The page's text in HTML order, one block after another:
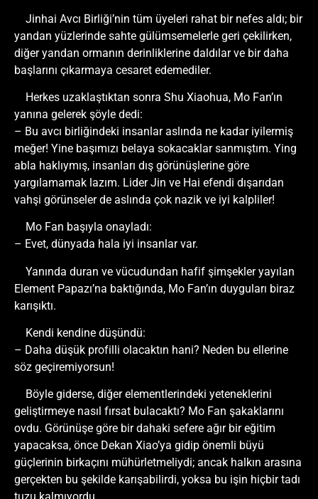
Jinhai Avcı Birliği’nin tüm üyeleri rahat bir nefes aldı; bir
yandan yüzlerinde sahte gülümsemelerle geri çekilirken,
diğer yandan ormanın derinliklerine daldılar ve bir daha
başlarını çıkarmaya cesaret edemediler.
Herkes uzaklaştıktan sonra Shu Xiaohua, Mo Fan’ın
yanına gelerek şöyle dedi:
– Bu avcı birliğindeki insanlar aslında ne kadar iyilermiş
meğer! Yine başımızı belaya sokacaklar sanmıştım. Ying
abla haklıymış, insanları dış görünüşlerine göre
yargılamamak lazım. Lider Jin ve Hai efendi dışarıdan
vahşi görünseler de aslında çok nazik ve iyi kalpliler!
Mo Fan başıyla onayladı:
– Evet, dünyada hala iyi insanlar var.
Yanında duran ve vücudundan hafif şimşekler yayılan
Element Papazı’na baktığında, Mo Fan’ın duyguları biraz
karışıktı.
Kendi kendine düşündü:
– Daha düşük profilli olacaktın hani? Neden bu ellerine
söz geçiremiyorsun!
Böyle giderse, diğer elementlerindeki yeteneklerini
geliştirmeye nasıl fırsat bulacaktı? Mo Fan şakaklarını
ovdu. Görünüşe göre bir dahaki sefere ağır bir eğitim
yapacaksa, önce Dekan Xiao’ya gidip önemli büyü
güçlerinin birkaçını mühürletmeliydi; ancak halkın arasına
gerçekten bu şekilde karışabilirdi, yoksa bu işin hiçbir tadı